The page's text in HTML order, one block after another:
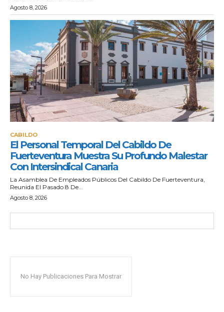
Agosto 8, 2026
CABILDO
El Personal Temporal Del Cabildo De
Fuerteventura Muestra Su Profundo Malestar
Con Intersindical Canaria
La Asamblea De Empleados Públicos Del Cabildo De Fuerteventura,
Reunida El Pasado 8 De...
Agosto 8, 2026
No Hay Publicaciones Para Mostrar